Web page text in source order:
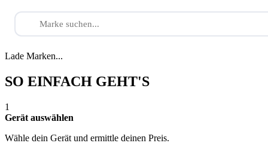
Lade Marken...
SO EINFACH GEHT'S
1
Gerät auswählen
Wähle dein Gerät und ermittle deinen Preis.